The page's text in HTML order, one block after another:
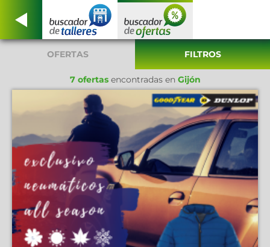
OFERTAS FILTROS
7 ofertas encontradas en Gijón